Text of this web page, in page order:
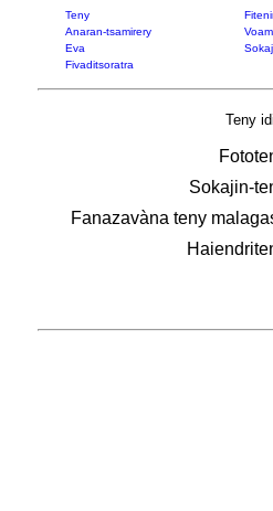
Teny
Anaran-tsamirery
Eva
Fivaditsoratra
Teny
Sokajin-
Fanazavàna teny